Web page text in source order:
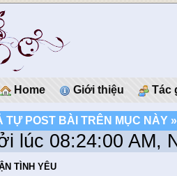
Home Giới thiệu Tác
TỰ POST BÀI TRÊN MỤC NÀY
lúc 08:24:00 AM,
TÌNH YÊU